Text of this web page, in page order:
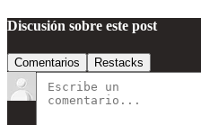
Discusión sobre este post
Comentarios Restacks